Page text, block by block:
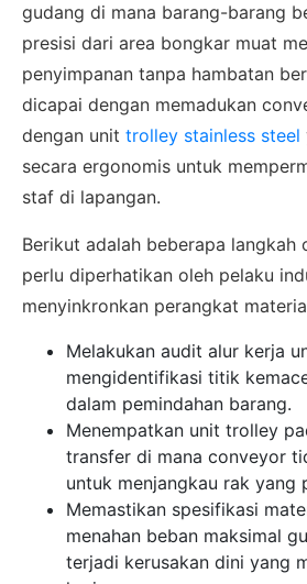
gudang di mana barang-barang
presisi dari area bongkar muat
penyimpanan tanpa hambatan
dicapai dengan memadukan
dengan unit trolley stainless steel
secara ergonomis untuk
staf di lapangan.
Berikut adalah beberapa langkah
perlu diperhatikan oleh pelaku
menyinkronkan perangkat
Melakukan audit alur kerja
mengidentifikasi titik
dalam pemindahan barang.
Menempatkan unit trolley
transfer di mana conveyor
untuk menjangkau rak yang
Memastikan spesifikasi
menahan beban maksimal
terjadi kerusakan dini yang